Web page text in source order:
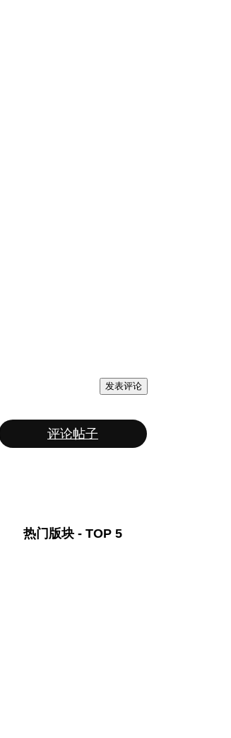
发表评论
评论帖子
热门版块 - TOP 5